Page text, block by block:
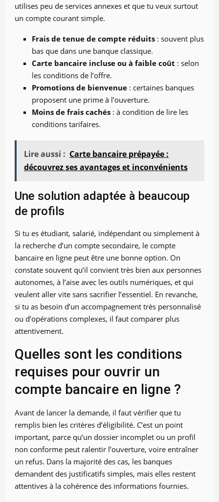
utilises peu de services annexes et que tu veux surtout
un compte courant simple.
Frais de tenue de compte réduits : souvent plus
bas que dans une banque classique.
Carte bancaire incluse ou à faible coût : selon
les conditions de l’offre.
Promotions de bienvenue : certaines banques
proposent une prime à l’ouverture.
Moins de frais cachés : à condition de lire les
conditions tarifaires.
Lire aussi : Carte bancaire prépayée :
découvrez ses avantages et inconvénients
Une solution adaptée à beaucoup
de profils
Si tu es étudiant, salarié, indépendant ou simplement à
la recherche d’un compte secondaire, le compte
bancaire en ligne peut être une bonne option. On
constate souvent qu’il convient très bien aux personnes
autonomes, à l’aise avec les outils numériques, et qui
veulent aller vite sans sacrifier l’essentiel. En revanche,
si tu as besoin d’un accompagnement très personnalisé
ou d’opérations complexes, il faut comparer plus
attentivement.
Quelles sont les conditions
requises pour ouvrir un
compte bancaire en ligne ?
Avant de lancer la demande, il faut vérifier que tu
remplis bien les critères d’éligibilité. C’est un point
important, parce qu’un dossier incomplet ou un profil
non conforme peut ralentir l’ouverture, voire entraîner
un refus. Dans la majorité des cas, les banques
demandent des justificatifs simples, mais elles restent
attentives à la cohérence des informations fournies.